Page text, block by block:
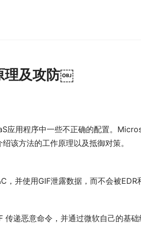
理及攻防￼
应用程序中一些不正确的配置。
该方法的工作原理以及抵御对策。
，并使用GIF泄露数据，而不会被EDR
递恶意命令，并通过微软自己的基